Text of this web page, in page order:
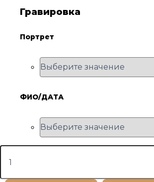
Гравировка
Портрет
ФИО/ДАТА
Количество
товара